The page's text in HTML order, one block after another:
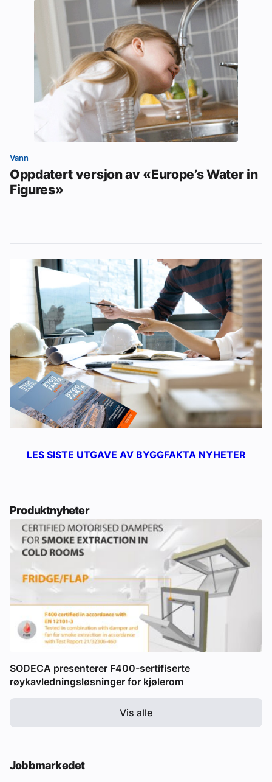
Vann
Oppdatert versjon av «Europe’s Water in
Figures»
LES SISTE UTGAVE AV BYGGFAKTA NYHETER
Produktnyheter
SODECA presenterer F400-sertifiserte
røykavledningsløsninger for kjølerom
Vis alle
Jobbmarkedet